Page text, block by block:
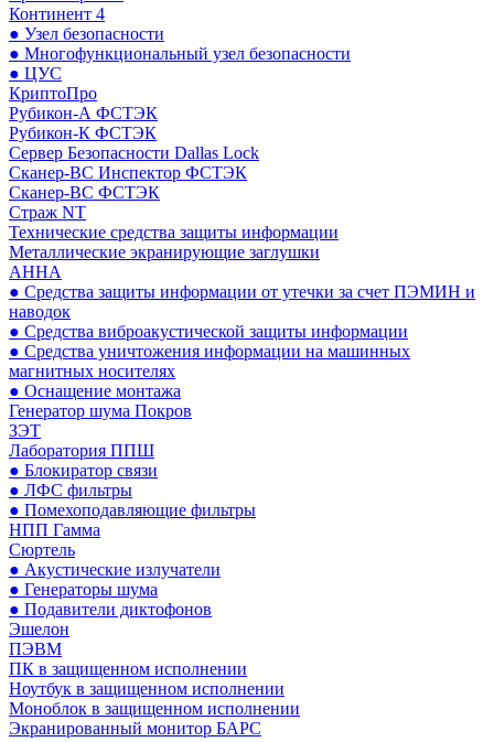
Континент 4
● Узел безопасности
● Многофункциональный узел безопасности
● ЦУС
КриптоПро
Рубикон-А ФСТЭК
Рубикон-К ФСТЭК
Сервер Безопасности Dallas Lock
Сканер-ВС Инспектор ФСТЭК
Сканер-ВС ФСТЭК
Страж NT
Технические средства защиты информации
Металлические экранирующие заглушки
АННА
● Средства защиты информации от утечки за счет ПЭМИН и
наводок
● Средства виброакустической защиты информации
● Средства уничтожения информации на машинных
магнитных носителях
● Оснащение монтажа
Генератор шума Покров
ЗЭТ
Лаборатория ППШ
● Блокиратор связи
● ЛФС фильтры
● Помехоподавляющие фильтры
НПП Гамма
Сюртель
● Акустические излучатели
● Генераторы шума
● Подавители диктофонов
Эшелон
ПЭВМ
ПК в защищенном исполнении
Ноутбук в защищенном исполнении
Моноблок в защищенном исполнении
Экранированный монитор БАРС